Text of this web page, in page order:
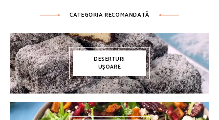
CATEGORIA RECOMANDATĂ
DESERTURI
UȘOARE